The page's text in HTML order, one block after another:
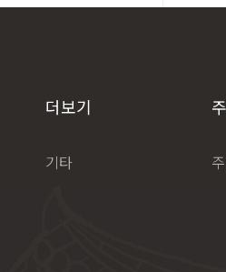
더보기
기타